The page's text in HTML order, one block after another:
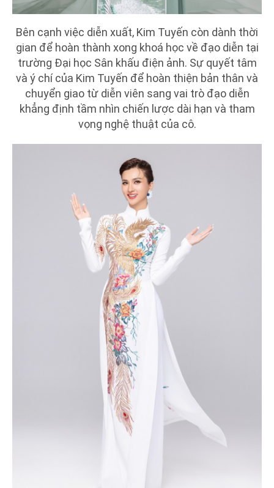
Bên cạnh việc diễn xuất, Kim Tuyến còn dành thời
gian để hoàn thành xong khoá học về đạo diễn tại
trường Đại học Sân khấu điện ảnh. Sự quyết tâm
và ý chí của Kim Tuyến để hoàn thiện bản thân và
chuyển giao từ diễn viên sang vai trò đạo diễn
khẳng định tầm nhìn chiến lược dài hạn và tham
vọng nghệ thuật của cô.